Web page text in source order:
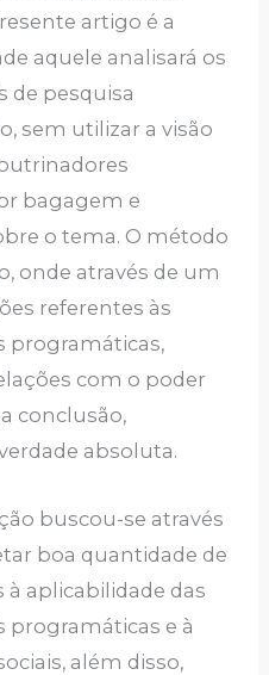
artigo é a
aquele analisará os
de pesquisa
sem utilizar a visão
bagagem e
o tema. O método
onde através de um
referentes às
programáticas,
com o poder
conclusão,
absoluta.
buscou-se através
boa quantidade de
aplicabilidade das
e à
além disso,